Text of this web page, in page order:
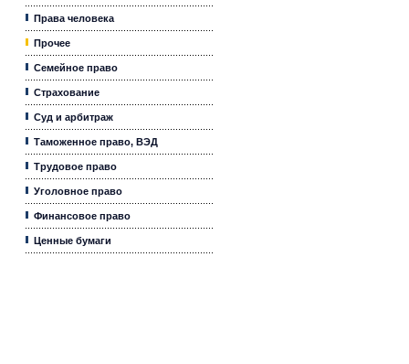
Права человека
Прочее
Семейное право
Страхование
Суд и арбитраж
Таможенное право, ВЭД
Трудовое право
Уголовное право
Финансовое право
Ценные бумаги